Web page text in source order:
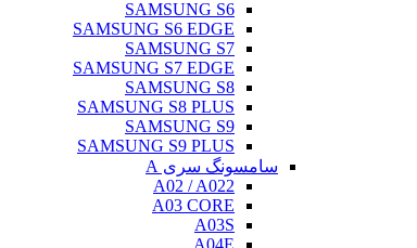
SAMSUNG S6
SAMSUNG S6 EDGE
SAMSUNG S7
SAMSUNG S7 EDGE
SAMSUNG S8
SAMSUNG S8 PLUS
SAMSUNG S9
SAMSUNG S9 PLUS
سامسونگ سری A
A02 / A022
A03 CORE
A03S
A04E